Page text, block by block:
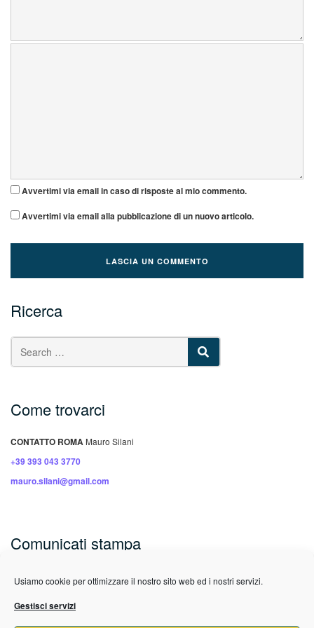
Usiamo cookie per ottimizzare il nostro sito web ed i nostri servizi.
Gestisci servizi
Avvertimi via email in caso di risposte al mio commento.
Avvertimi via email alla pubblicazione di un nuovo articolo.
Ricerca
SEARCH
Come trovarci
CONTATTO ROMA Mauro Silani
+39 393 043 3770
mauro.silani@gmail.com
Comunicati stampa